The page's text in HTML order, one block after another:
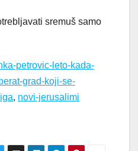
sremuš samo
petrovic-leto-kada-
berat-grad-koji-se-
, novi-jerusalimi